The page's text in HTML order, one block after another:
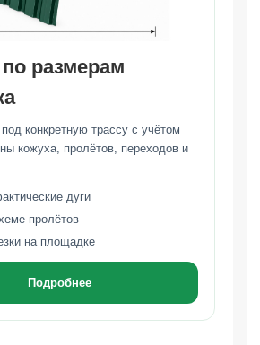
размерам
конкретную трассу с учётом
кожуха, пролётов, переходов и
дуги
пролётов
на площадке
Подробнее